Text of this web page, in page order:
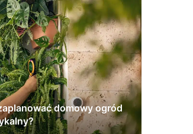
domowy ogród